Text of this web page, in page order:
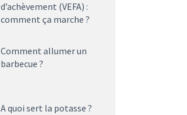
d’achèvement (VEFA) :
comment ça marche ?
Comment allumer un
barbecue ?
A quoi sert la potasse ?